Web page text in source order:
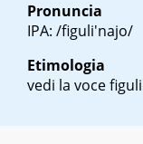
Pronuncia
IPA: /figuli'najo/
Etimologia
vedi la voce